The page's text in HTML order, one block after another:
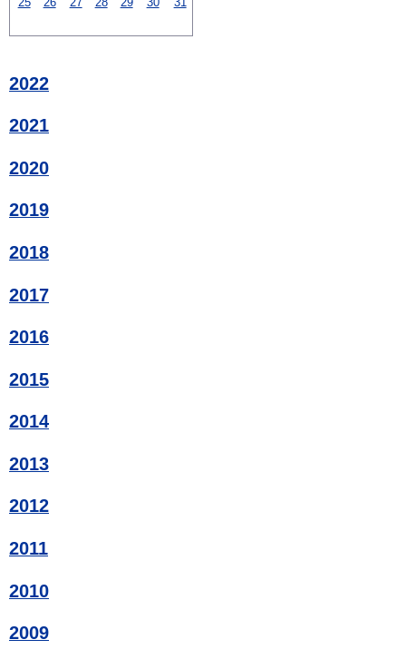
2022
2021
2020
2019
2018
2017
2016
2015
2014
2013
2012
2011
2010
2009